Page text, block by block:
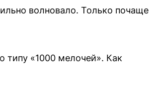
волновало. Только почаще
типу «1000 мелочей». Как